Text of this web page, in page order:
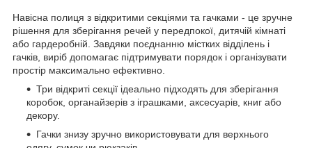
Навісна полиця з відкритими секціями та гачками - це зручне
рішення для зберігання речей у передпокої, дитячій кімнаті
або гардеробній. Завдяки поєднанню містких відділень і
гачків, виріб допомагає підтримувати порядок і організувати
простір максимально ефективно.
Три відкриті секції ідеально підходять для зберігання
коробок, органайзерів з іграшками, аксесуарів, книг або
декору.
Гачки знизу зручно використовувати для верхнього